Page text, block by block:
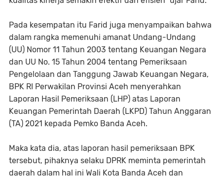
Pada kesempatan itu Farid juga menyampaikan bahwa
dalam rangka memenuhi amanat Undang-Undang
(UU) Nomor 11 Tahun 2003 tentang Keuangan Negara
dan UU No. 15 Tahun 2004 tentang Pemeriksaan
Pengelolaan dan Tanggung Jawab Keuangan Negara,
BPK RI Perwakilan Provinsi Aceh menyerahkan
Laporan Hasil Pemeriksaan (LHP) atas Laporan
Keuangan Pemerintah Daerah (LKPD) Tahun Anggaran
(TA) 2021 kepada Pemko Banda Aceh.
Maka kata dia, atas laporan hasil pemeriksaan BPK
tersebut, pihaknya selaku DPRK meminta pemerintah
daerah dalam hal ini Wali Kota Banda Aceh dan